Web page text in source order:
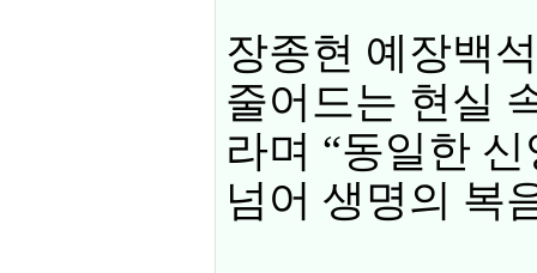
장종현 예장백
줄어드는 현실
라며 “동일한
넘어 생명의 복